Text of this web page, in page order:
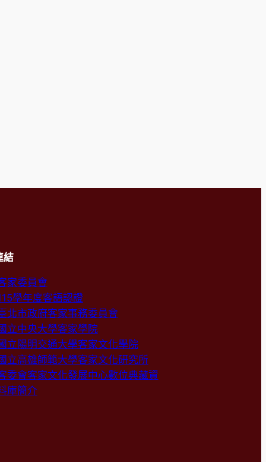
結
家委員會
學年度客語認證
北市政府客家事務委員會
立中央大學客家學院
立陽明交通大學客家文化學院
立高雄師範大學客家文化研究所
委會客家文化發展中心數位典藏資
庫簡介